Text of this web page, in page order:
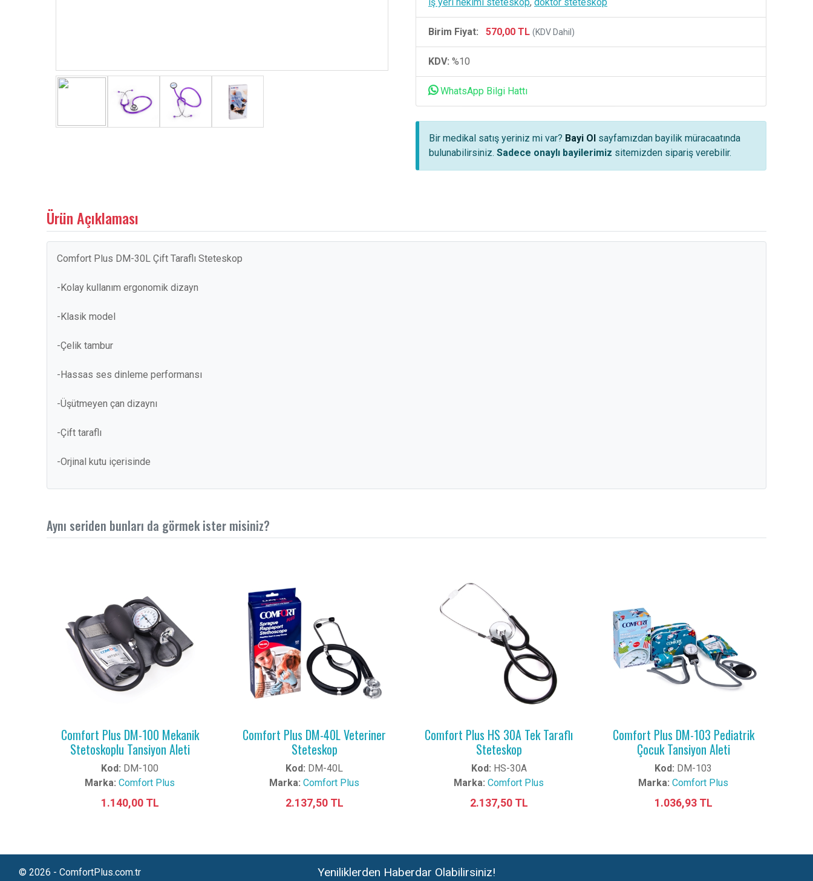
Birim Fiyat: 570,00 TL (KDV Dahil)
KDV: %10
WhatsApp Bilgi Hattı
Bir medikal satış yeriniz mi var? Bayi Ol sayfamızdan bayilik müracaatında
bulunabilirsiniz. Sadece onaylı bayilerimiz sitemizden sipariş verebilir.
Ürün Açıklaması
Comfort Plus DM-30L Çift Taraflı Steteskop
-Kolay kullanım ergonomik dizayn
-Klasik model
-Çelik tambur
-Hassas ses dinleme performansı
-Üşütmeyen çan dizaynı
-Çift taraflı
-Orjinal kutu içerisinde
Aynı seriden bunları da görmek ister misiniz?
Comfort Plus DM-100 Mekanik
Stetoskoplu Tansiyon Aleti
Kod: DM-100
Marka: Comfort Plus
1.140,00 TL
Comfort Plus DM-40L Veteriner
Steteskop
Kod: DM-40L
Marka: Comfort Plus
2.137,50 TL
Comfort Plus HS 30A Tek Taraflı
Steteskop
Kod: HS-30A
Marka: Comfort Plus
2.137,50 TL
Comfort Plus DM-103 Pediatrik
Çocuk Tansiyon Aleti
Kod: DM-103
Marka: Comfort Plus
1.036,93 TL
© 2026 - ComfortPlus.com.tr Yeniliklerden Haberdar Olabilirsiniz!